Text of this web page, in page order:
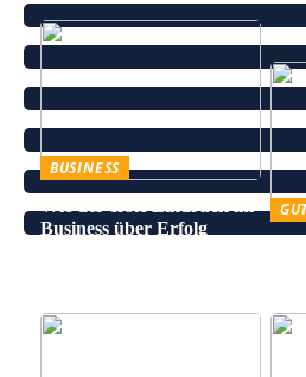
BUSINESS
Business über Erfolg